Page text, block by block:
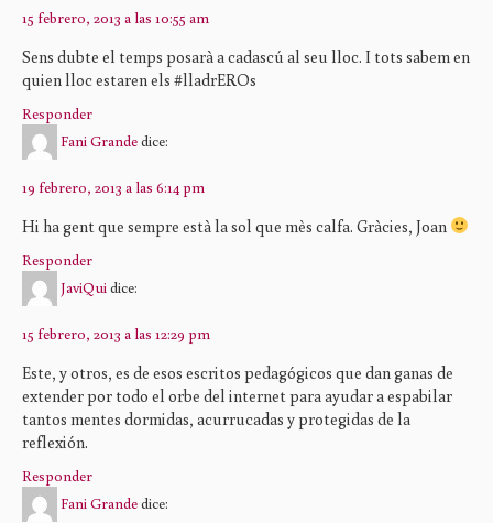
15 febrero, 2013 a las 10:55 am
Sens dubte el temps posarà a cadascú al seu lloc. I tots sabem en
quien lloc estaren els #lladrEROs
Responder
Fani Grandedice:
19 febrero, 2013 a las 6:14 pm
Hi ha gent que sempre està la sol que mès calfa. Gràcies, Joan
Responder
JaviQuidice:
15 febrero, 2013 a las 12:29 pm
Este, y otros, es de esos escritos pedagógicos que dan ganas de
extender por todo el orbe del internet para ayudar a espabilar
tantos mentes dormidas, acurrucadas y protegidas de la
reflexión.
Responder
Fani Grandedice: